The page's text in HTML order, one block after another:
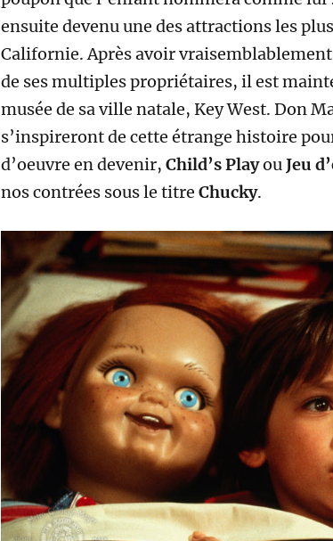
ensuite devenu une des attractions les
Californie. Après avoir
de ses multiples propriétaires, il est
musée de sa ville natale, Key West. Don
s’inspireront de cette étrange histoire
d’oeuvre en devenir, Child’s PlayouJeu
nos contrées sous le titre Chucky.